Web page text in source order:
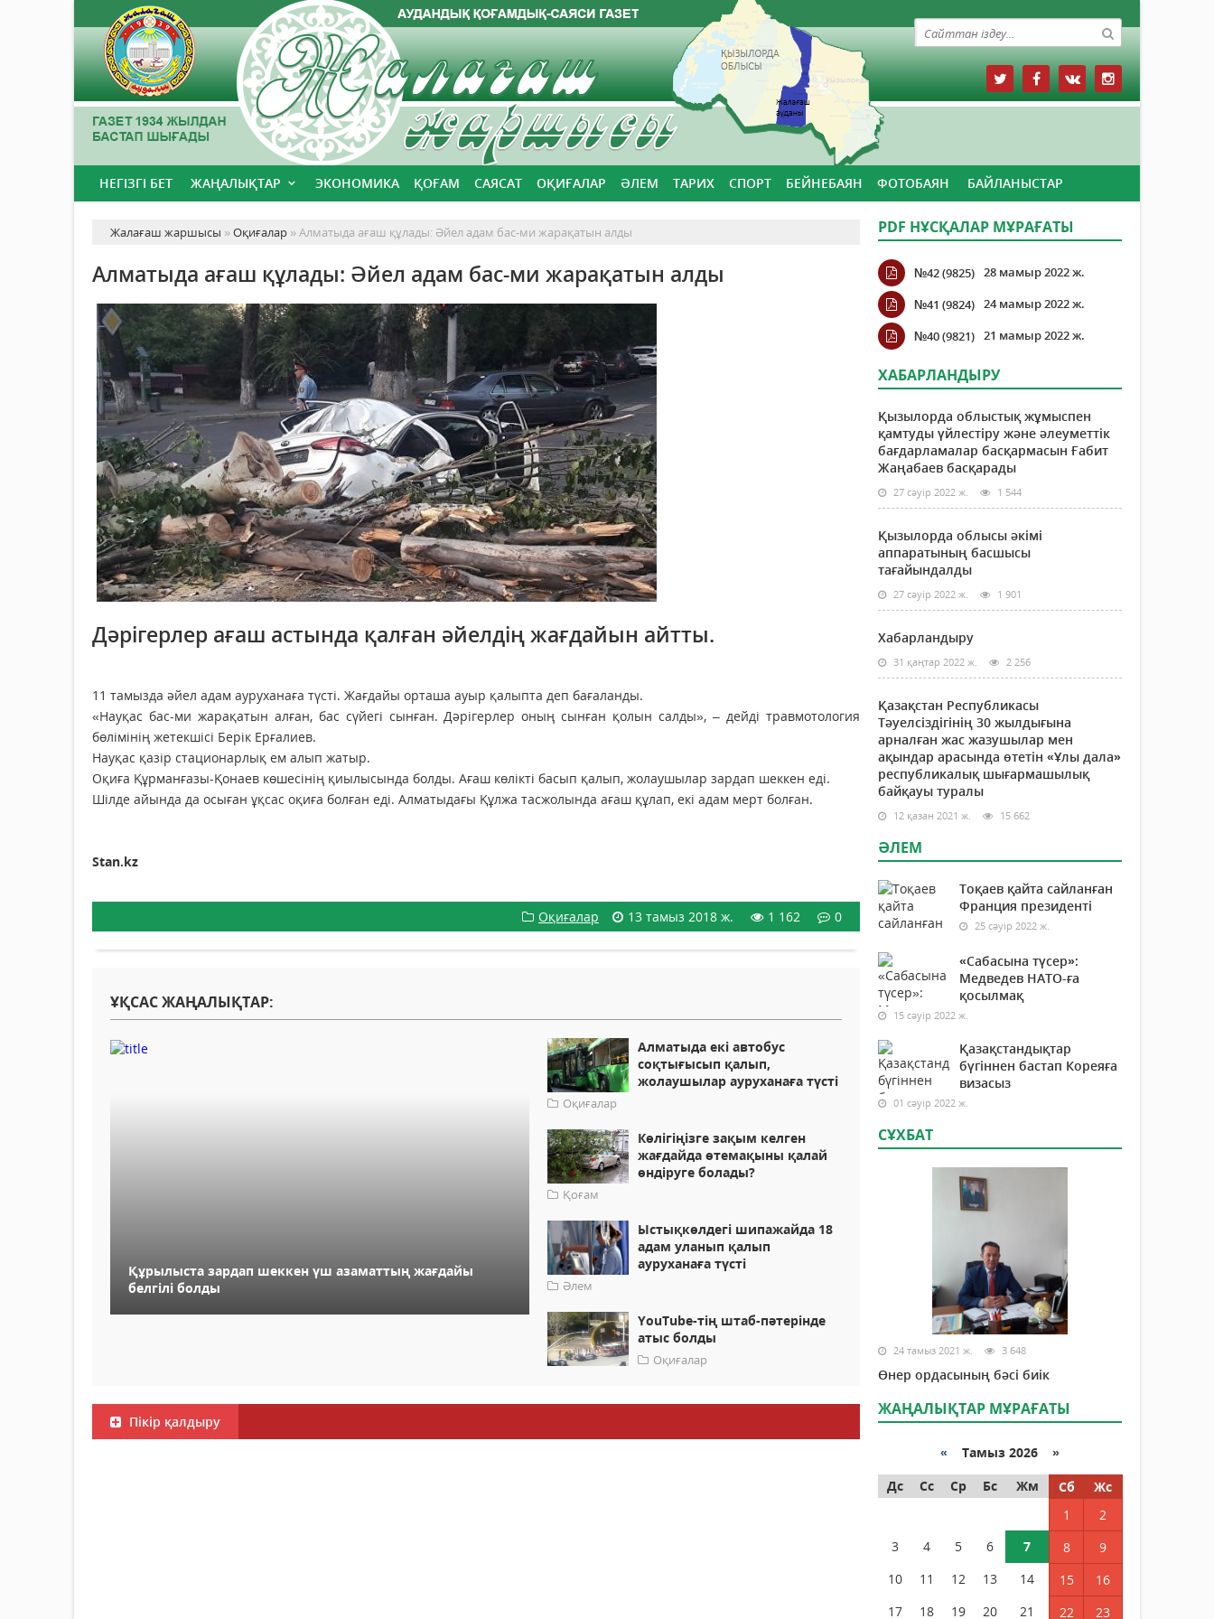
НЕГІЗГІ БЕТ ЖАҢАЛЫҚТАР ЭКОНОМИКА ҚОҒАМ САЯСАТ ОҚИҒАЛАР ӘЛЕМ ТАРИХ СПОРТ БЕЙНЕБАЯН ФОТОБАЯН БАЙЛАНЫСТАР
Жалағаш жаршысы »Оқиғалар » Алматыда ағаш құлады: Әйел адам бас-ми жарақатын алды
Алматыда ағаш құлады: Әйел адам бас-ми жарақатын алды
Дәрігерлер ағаш астында қалған әйелдің жағдайын айтты.
11 тамызда әйел адам ауруханаға түсті. Жағдайы орташа ауыр қалыпта деп бағаланды.
«Науқас бас-ми жарақатын алған, бас сүйегі сынған. Дәрігерлер оның сынған қолын салды», – дейді травмотология
бөлімінің жетекшісі Берік Ерғалиев.
Науқас қазір стационарлық ем алып жатыр.
Оқиға Құрманғазы-Қонаев көшесінің қиылысында болды. Ағаш көлікті басып қалып, жолаушылар зардап шеккен еді.
Шілде айында да осыған ұқсас оқиға болған еді. Алматыдағы Құлжа тасжолында ағаш құлап, екі адам мерт болған.
Stan.kz
Оқиғалар 13 тамыз 2018 ж. 1 162 0
ҰҚСАС ЖАҢАЛЫҚТАР:
Құрылыста зардап шеккен үш азаматтың жағдайы
белгілі болды
Алматыда екі автобус
соқтығысып қалып,
жолаушылар ауруханаға түсті
Оқиғалар
Көлігіңізге зақым келген
жағдайда өтемақыны қалай
өндіруге болады?
Қоғам
Ыстықкөлдегі шипажайда 18
адам уланып қалып
ауруханаға түсті
Әлем
YouTubе-тің штаб-пәтерінде
атыс болды
Оқиғалар
Пікір қалдыру
PDF НҰСҚАЛАР МҰРАҒАТЫ
№42 (9825) 28 мамыр 2022 ж.
№41 (9824) 24 мамыр 2022 ж.
№40 (9821) 21 мамыр 2022 ж.
ХАБАРЛАНДЫРУ
Қызылорда облыстық жұмыспен
қамтуды үйлестіру және әлеуметтік
бағдарламалар басқармасын Ғабит
Жаңабаев басқарады
27 сәуір 2022 ж. 1 544
Қызылорда облысы әкімі
аппаратының басшысы
тағайындалды
27 сәуір 2022 ж. 1 901
Хабарландыру
31 қаңтар 2022 ж. 2 256
Қазақстан Республикасы
Тәуелсіздігінің 30 жылдығына
арналған жас жазушылар мен
ақындар арасында өтетін «Ұлы дала»
республикалық шығармашылық
байқауы туралы
12 қазан 2021 ж. 15 662
ӘЛЕМ
Тоқаев қайта сайланған
Франция президенті
25 сәуір 2022 ж.
«Сабасына түсер»:
Медведев НАТО-ға
қосылмақ
15 сәуір 2022 ж.
Қазақстандықтар
бүгіннен бастап Кореяға
визасыз
01 сәуір 2022 ж.
СҰХБАТ
24 тамыз 2021 ж. 3 648
Өнер ордасының бәсі биік
ЖАҢАЛЫҚТАР МҰРАҒАТЫ
« Тамыз 2026 »
Дс
Сс Ср Бс Жм Сб
Жс
1
2
3
4 5 6 7 8
9
10
11 12 13 14 15
16
17
18 19 20 21 22 23